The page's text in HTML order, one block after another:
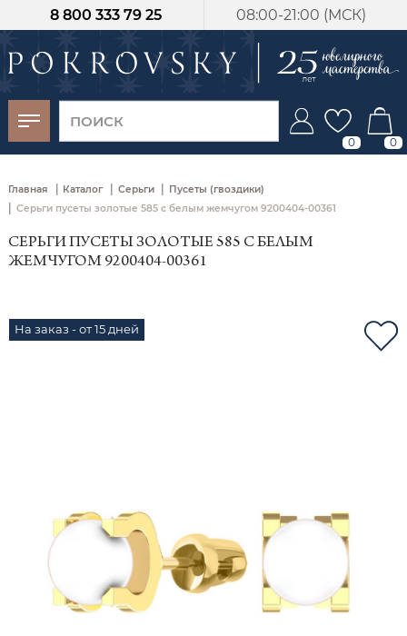
08:00-21:00 (МСК)
8 800 333 79 25
0 0
Главная | Каталог | Серьги | Пусеты (гвоздики)
| Серьги пусеты золотые 585 с белым жемчугом 9200404-00361
СЕРЬГИ ПУСЕТЫ ЗОЛОТЫЕ 585 С БЕЛЫМ
ЖЕМЧУГОМ 9200404-00361
На заказ - от 15 дней
-30%
от 15 дней с
момента оплаты